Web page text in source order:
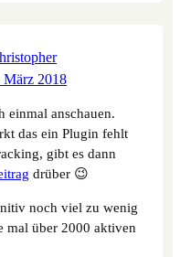
März 2018
einmal anschauen.
das ein Plugin fehlt
gibt es dann
drüber 😉
noch viel zu wenig
mal über 2000 aktiven